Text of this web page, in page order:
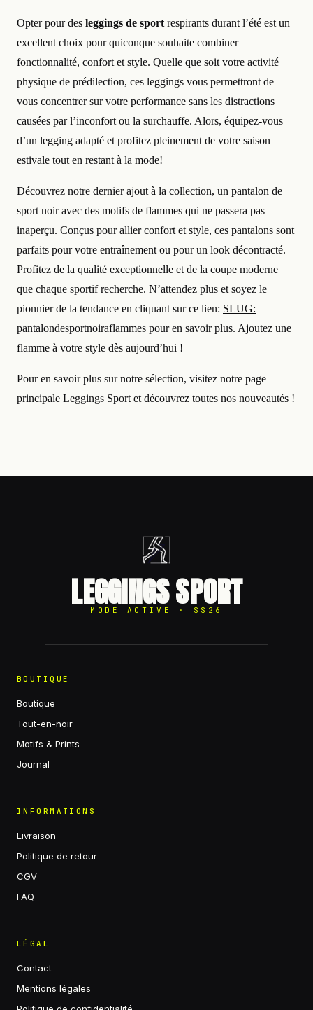
Opter pour des leggings de sport respirants durant l’été est un
excellent choix pour quiconque souhaite combiner
fonctionnalité, confort et style. Quelle que soit votre activité
physique de prédilection, ces leggings vous permettront de
vous concentrer sur votre performance sans les distractions
causées par l’inconfort ou la surchauffe. Alors, équipez-vous
d’un legging adapté et profitez pleinement de votre saison
estivale tout en restant à la mode!
Découvrez notre dernier ajout à la collection, un pantalon de
sport noir avec des motifs de flammes qui ne passera pas
inaperçu. Conçus pour allier confort et style, ces pantalons sont
parfaits pour votre entraînement ou pour un look décontracté.
Profitez de la qualité exceptionnelle et de la coupe moderne
que chaque sportif recherche. N’attendez plus et soyez le
pionnier de la tendance en cliquant sur ce lien: SLUG:
pantalondesportnoiraflammes pour en savoir plus. Ajoutez une
flamme à votre style dès aujourd’hui !
Pour en savoir plus sur notre sélection, visitez notre page
principale Leggings Sport et découvrez toutes nos nouveautés !
LEGGINGS SPORT
MODE ACTIVE · SS26
BOUTIQUE
Boutique
Tout-en-noir
Motifs & Prints
Journal
INFORMATIONS
Livraison
Politique de retour
CGV
FAQ
LÉGAL
Contact
Mentions légales